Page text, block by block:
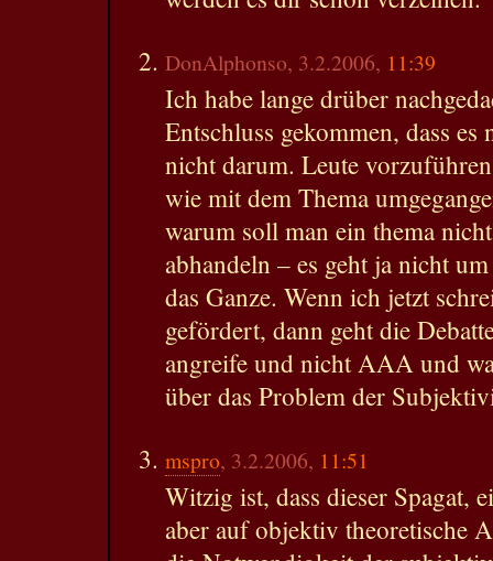
DonAlphonso, 3.2.2006, 11:39
Ich habe lange drüber
Entschluss gekommen, dass
nicht darum. Leute
wie mit dem Thema
warum soll man ein thema
abhandeln – es geht ja nicht
das Ganze. Wenn ich jetzt
gefördert, dann geht die
angreife und nicht AAA und
über das Problem der
mspro, 3.2.2006, 11:51
Witzig ist, dass dieser Spagat,
aber auf objektiv theoretische